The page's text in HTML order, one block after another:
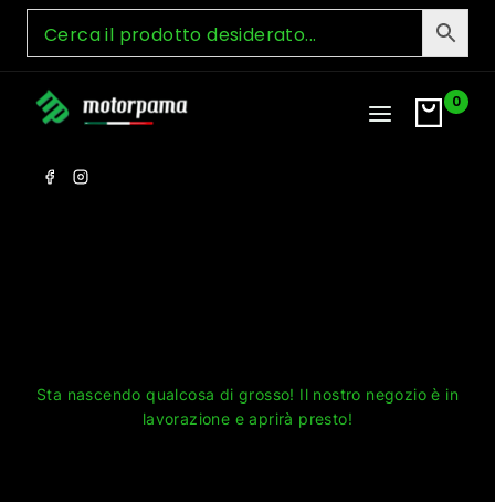
Skip
content
0
Sta nascendo qualcosa di grosso! Il nostro negozio è in
lavorazione e aprirà presto!